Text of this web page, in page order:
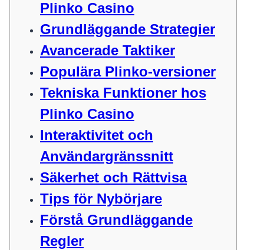
Plinko Casino
Grundläggande Strategier
Avancerade Taktiker
Populära Plinko-versioner
Tekniska Funktioner hos
Plinko Casino
Interaktivitet och
Användargränssnitt
Säkerhet och Rättvisa
Tips för Nybörjare
Förstå Grundläggande
Regler